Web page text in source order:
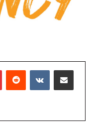
PinterestReddit VKontakteE-Posta ile paylaş